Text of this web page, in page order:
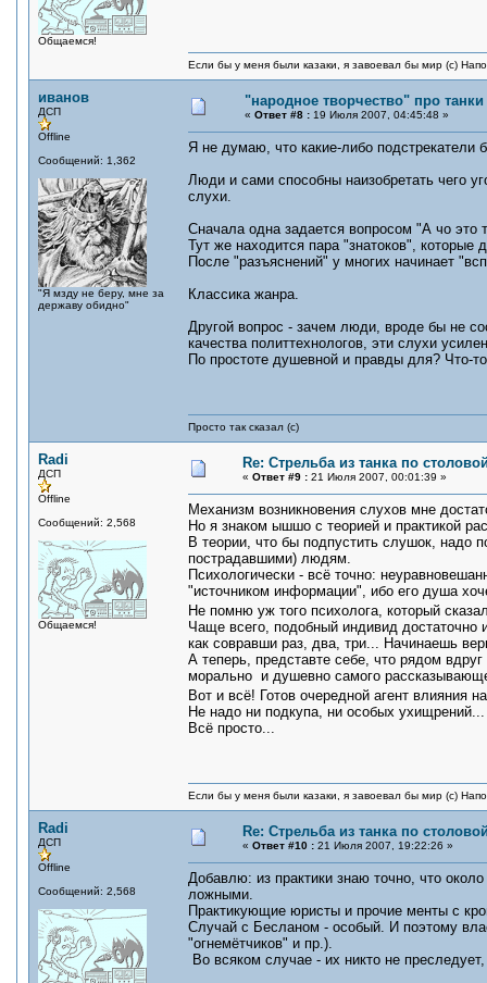
Общаемся!
Если бы у меня были казаки, я завоевал бы мир (с)
иванов
ДСП
Offline
Сообщений: 1,362
"Я мзду не беру, мне за
державу обидно"
"народное творчество" про танки
« Ответ #8 : 19 Июля 2007, 04:45:48 »
Я не думаю, что какие-либо подстрекатели
Люди и сами способны наизобретать чего
слухи.
Сначала одна задается вопросом "А чо это
Тут же находится пара "знатоков", которые
После "разъяснений" у многих начинает
Классика жанра.
Другой вопрос - зачем люди, вроде бы не
качества политтехнологов, эти слухи
По простоте душевной и правды для? Что-
Просто так сказал (с)
Radi
ДСП
Offline
Сообщений: 2,568
Общаемся!
Re: Стрельба из танка по
« Ответ #9 : 21 Июля 2007, 00:01:39 »
Механизм возникновения слухов мне
Но я знаком ышшо с теорией и практикой
В теории, что бы подпустить слушок, надо
пострадавшими) людям.
Психологически - всё точно:
"источником информации", ибо его душа
Не помню уж того психолога, который
Чаще всего, подобный индивид достаточно
как совравши раз, два, три... Начинаешь
А теперь, представте себе, что рядом
морально и душевно самого
Вот и всё! Готов очередной агент влияния
Не надо ни подкупа, ни особых ухищрений...
Всё просто...
Если бы у меня были казаки, я завоевал бы мир (с)
Radi
ДСП
Offline
Сообщений: 2,568
Re: Стрельба из танка по
« Ответ #10 : 21 Июля 2007, 19:22:26 »
Добавлю: из практики знаю точно, что
ложными.
Практикующие юристы и прочие менты с
Случай с Бесланом - особый. И поэтому
"огнемётчиков" и пр.).
Во всяком случае - их никто не